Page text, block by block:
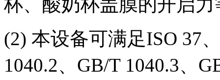
(2) 本设备可满足ISO 37
1040.2、GB/T 1040.3、